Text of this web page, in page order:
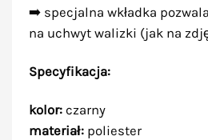
➡️ specjalna wkładka
na uchwyt walizki (jak na
Specyfikacja:
kolor:czarny
materiał:poliester